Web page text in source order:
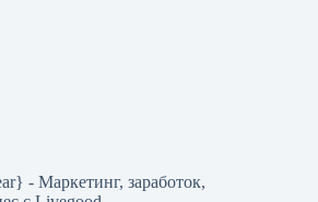
- Маркетинг, заработок,